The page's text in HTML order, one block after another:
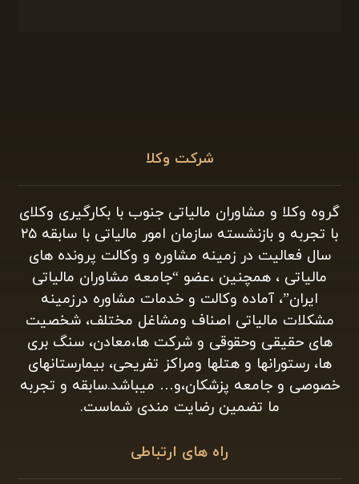
شرکت وکلا
گروه وکلا و مشاوران مالیاتی جنوب با بکارگیری وکلای
با تجربه و بازنشسته سازمان امور مالیاتی با سابقه ۲۵
سال فعالیت در زمینه مشاوره و وکالت پرونده های
مالیاتی ، همچنین ،عضو “جامعه مشاوران مالیاتی
ایران”، آماده وکالت و خدمات مشاوره درزمینه
مشکلات مالیاتی اصناف ومشاغل مختلف، شخصیت
های حقیقی وحقوقی و شرکت ها،معادن، سنگ بری
ها، رستورانها و هتلها ومراکز تفریحی، بیمارستانهای
خصوصی و جامعه پزشکان،و… میباشد.سابقه و تجربه
ما تضمین رضایت مندی شماست.
راه های ارتباطی